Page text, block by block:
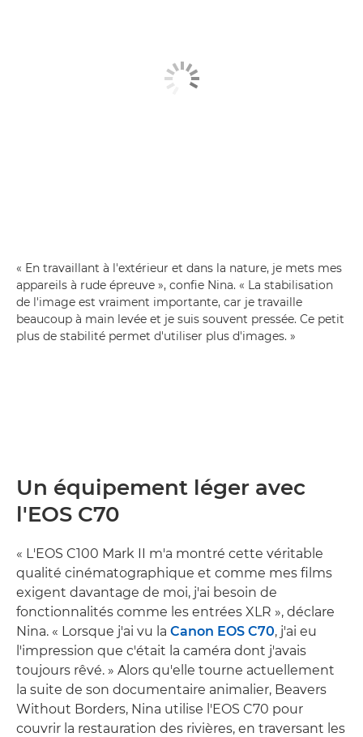
« En travaillant à l'extérieur et dans la nature, je mets mes
appareils à rude épreuve », confie Nina. « La stabilisation
de l'image est vraiment importante, car je travaille
beaucoup à main levée et je suis souvent pressée. Ce petit
plus de stabilité permet d'utiliser plus d'images. »
Un équipement léger avec
l'EOS C70
« L'EOS C100 Mark II m'a montré cette véritable
qualité cinématographique et comme mes films
exigent davantage de moi, j'ai besoin de
fonctionnalités comme les entrées XLR », déclare
Nina. « Lorsque j'ai vu la Canon EOS C70, j'ai eu
l'impression que c'était la caméra dont j'avais
toujours rêvé. » Alors qu'elle tourne actuellement
la suite de son documentaire animalier, Beavers
Without Borders, Nina utilise l'EOS C70 pour
couvrir la restauration des rivières, en traversant les